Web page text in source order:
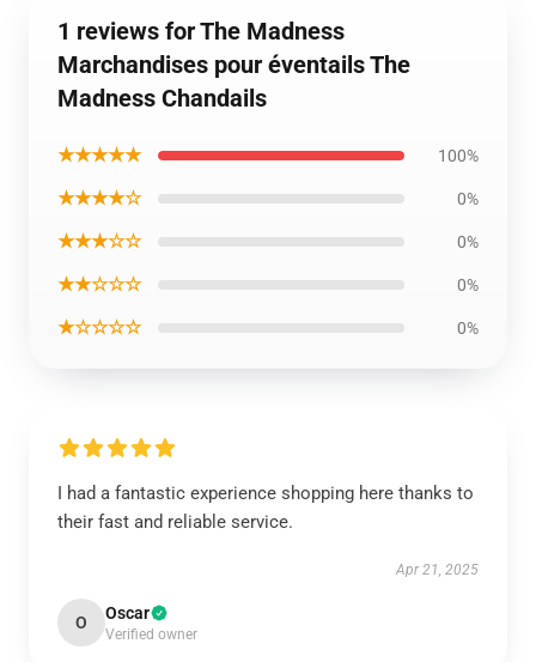
1 reviews for The Madness
Marchandises pour éventails The
Madness Chandails
★★★★★ 100%
★★★★☆ 0%
★★★☆☆ 0%
★★☆☆☆ 0%
★☆☆☆☆ 0%
I had a fantastic experience shopping here thanks to
their fast and reliable service.
Apr 21, 2025
O Oscar
Verified owner